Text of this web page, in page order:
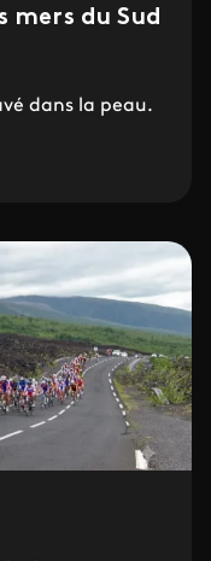
mers du Sud
dans la peau.